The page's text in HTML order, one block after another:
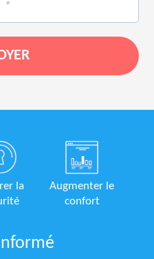
la
Augmenter le
confort